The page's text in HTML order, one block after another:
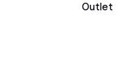
Outlet